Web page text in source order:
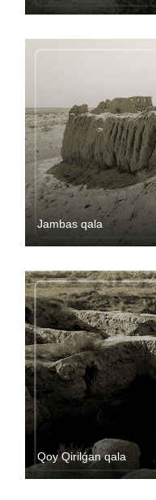
Jambas qala
Qoy Qirilǵan qala